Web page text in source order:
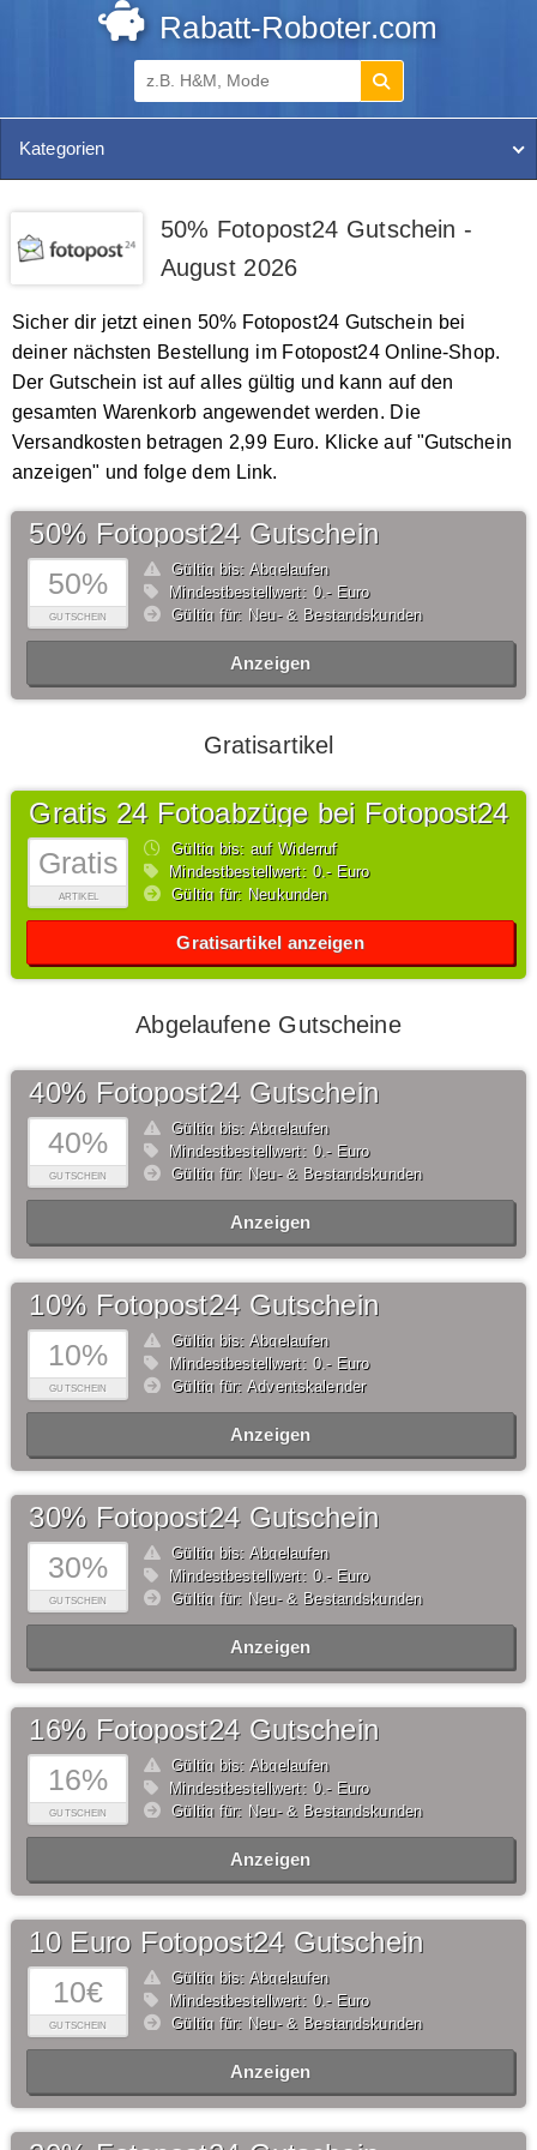
Rabatt-Roboter.com
Kategorien
50% Fotopost24 Gutschein -
August 2026
Sicher dir jetzt einen 50% Fotopost24 Gutschein bei
deiner nächsten Bestellung im Fotopost24 Online-Shop.
Der Gutschein ist auf alles gültig und kann auf den
gesamten Warenkorb angewendet werden. Die
Versandkosten betragen 2,99 Euro. Klicke auf "Gutschein
anzeigen" und folge dem Link.
50%
GUTSCHEIN
50% Fotopost24 Gutschein
Gültig bis: Abgelaufen
Mindestbestellwert: 0,- Euro
Gültig für: Neu- & Bestandskunden
Anzeigen
Gratisartikel
Gratis
ARTIKEL
Gratis 24 Fotoabzüge bei Fotopost24
Gültig bis: auf Widerruf
Mindestbestellwert: 0,- Euro
Gültig für: Neukunden
Gratisartikel anzeigen
Abgelaufene Gutscheine
40%
GUTSCHEIN
40% Fotopost24 Gutschein
Gültig bis: Abgelaufen
Mindestbestellwert: 0,- Euro
Gültig für: Neu- & Bestandskunden
Anzeigen
10%
GUTSCHEIN
10% Fotopost24 Gutschein
Gültig bis: Abgelaufen
Mindestbestellwert: 0,- Euro
Gültig für: Adventskalender
Anzeigen
30%
GUTSCHEIN
30% Fotopost24 Gutschein
Gültig bis: Abgelaufen
Mindestbestellwert: 0,- Euro
Gültig für: Neu- & Bestandskunden
Anzeigen
16%
GUTSCHEIN
16% Fotopost24 Gutschein
Gültig bis: Abgelaufen
Mindestbestellwert: 0,- Euro
Gültig für: Neu- & Bestandskunden
Anzeigen
10€
GUTSCHEIN
10 Euro Fotopost24 Gutschein
Gültig bis: Abgelaufen
Mindestbestellwert: 0,- Euro
Gültig für: Neu- & Bestandskunden
Anzeigen